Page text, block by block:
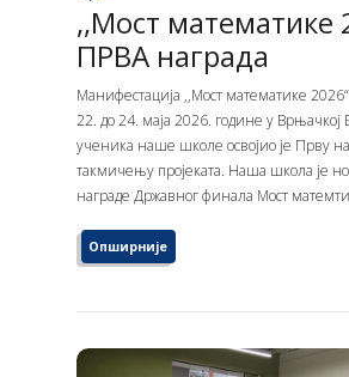
,,Мост математике
ПРВА награда
Манифестација ,,Мост математике
22. до 24. маја 2026. године у
ученика наше школе освојио је Прву
такмичењу пројеката. Наша школа је
награде Државног финала Мост
Опширније